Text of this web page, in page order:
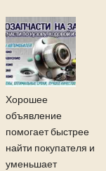
Хорошее
объявление
помогает быстрее
найти покупателя и
уменьшает